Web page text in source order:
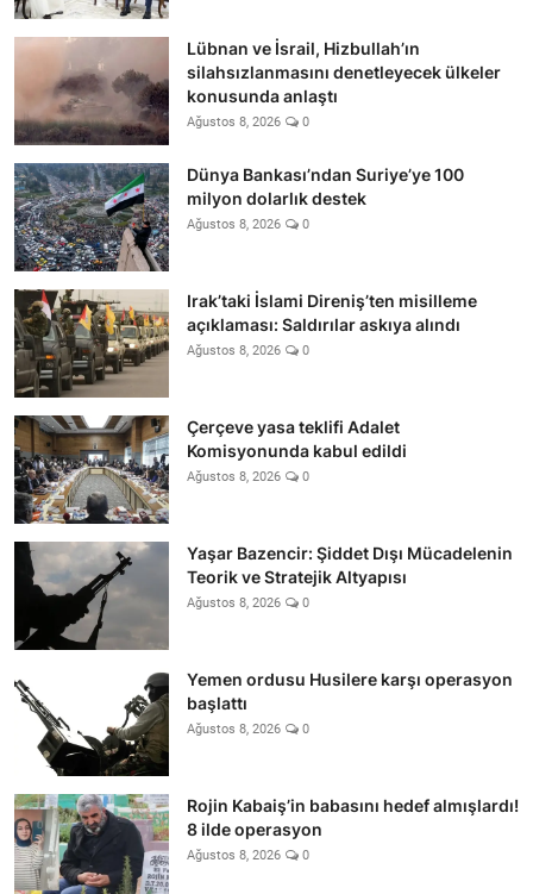
Lübnan ve İsrail, Hizbullah’ın
silahsızlanmasını denetleyecek ülkeler
konusunda anlaştı
Ağustos 8, 2026 0
Dünya Bankası’ndan Suriye’ye 100
milyon dolarlık destek
Ağustos 8, 2026 0
Irak’taki İslami Direniş’ten misilleme
açıklaması: Saldırılar askıya alındı
Ağustos 8, 2026 0
Çerçeve yasa teklifi Adalet
Komisyonunda kabul edildi
Ağustos 8, 2026 0
Yaşar Bazencir: Şiddet Dışı Mücadelenin
Teorik ve Stratejik Altyapısı
Ağustos 8, 2026 0
Yemen ordusu Husilere karşı operasyon
başlattı
Ağustos 8, 2026 0
Rojin Kabaiş’in babasını hedef almışlardı!
8 ilde operasyon
Ağustos 8, 2026 0